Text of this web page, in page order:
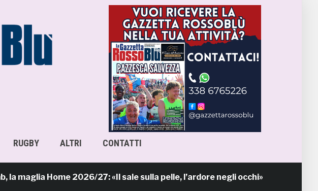
RUGBY ALTRI CONTATTI
Home 2026/27: «Il sale sulla pelle, l’ardore negli occhi»